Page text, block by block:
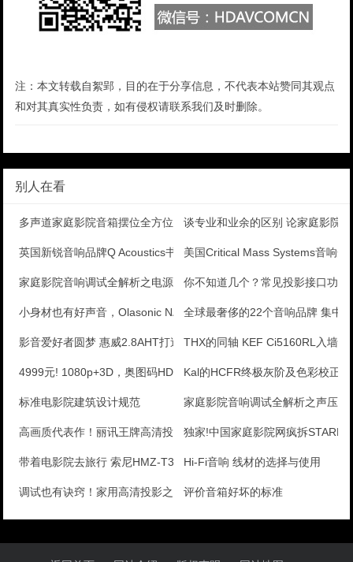
注：本文转载自絮郢，目的在于分享信息，不代表本站赞同其观点
和对其真实性负责，如有侵权请联系我们及时删除。
别人在看
多声道家庭影院音箱摆位全方位解析谈专业和业余的区别 论家庭影院
英国新锐音响品牌Q Acoustics书架音箱Con美国Critical Mass Systems音响开
家庭影院音响调试全解析之电源的影响你不知道几个？常见投影接口功能
小身材也有好声音，Olasonic NANO-CD1全球最奢侈的22个音响品牌 集中
影音爱好者圆梦 惠威2.8AHT打造百万级私人影院THX的同轴 KEF Ci5160RL入墙音
4999元! 1080p+3D，奥图码HD26上市Kal的HCFR终极灰阶及色彩校正
标准电影院建筑设计规范 家庭影院音响调试全解析之声压仪
高画质代表作！丽讯王牌高清投影评测独家!中国家庭影院网疯拆
带着电影院去旅行 索尼HMZ-T3W音视频系统测评
Hi-Fi音响 线材的选择与使用
调试也有诀窍！家用高清投影之应用篇评价音箱好坏的标准